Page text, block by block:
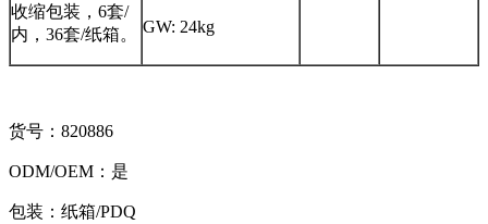
收缩包装，6套/
内，36套/纸箱。
GW: 24kg
货号：820886
ODM/OEM：是
包装：纸箱/PDQ